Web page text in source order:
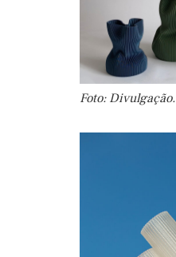
Foto: Divulgação.